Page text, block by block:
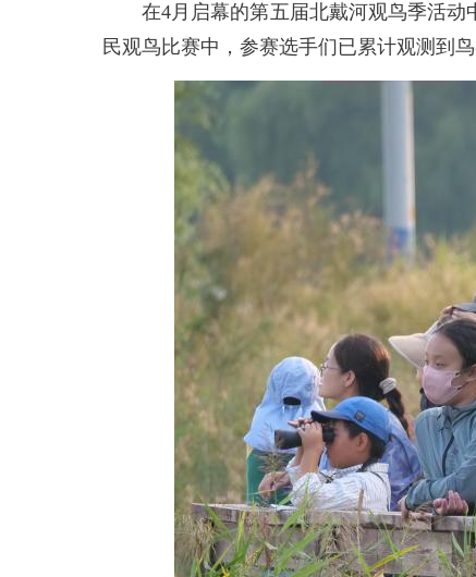
在4月启幕的第五届北戴河观鸟季活动
民观鸟比赛中，参赛选手们已累计观测到鸟